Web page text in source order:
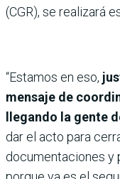
(CGR), se realizará
“Estamos en eso,
mensaje de
llegando la gente
dar el acto para
documentaciones y